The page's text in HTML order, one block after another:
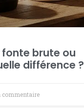
brute ou
différence ?
commentaire